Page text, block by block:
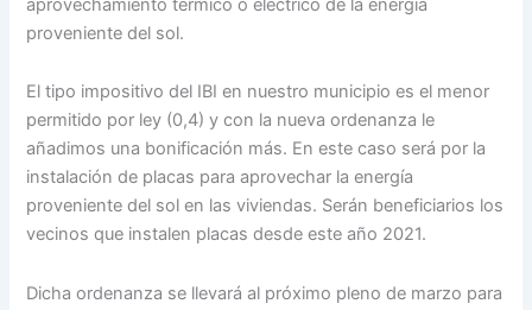
aprovechamiento térmico o eléctrico de la energía
proveniente del sol.
El tipo impositivo del IBI en nuestro municipio es el menor
permitido por ley (0,4) y con la nueva ordenanza le
añadimos una bonificación más. En este caso será por la
instalación de placas para aprovechar la energía
proveniente del sol en las viviendas. Serán beneficiarios los
vecinos que instalen placas desde este año 2021.
Dicha ordenanza se llevará al próximo pleno de marzo para